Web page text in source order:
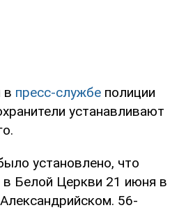
в пресс-службе полиции
устанавливают
установлено, что
Белой Церкви 21 июня в
56-